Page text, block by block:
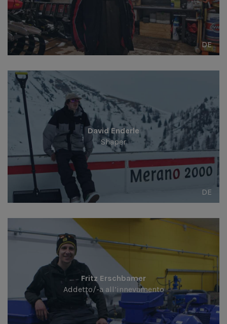
DE
David Enderle
Shaper
DE
Fritz Erschbamer
Addetto/-a all’innevamento